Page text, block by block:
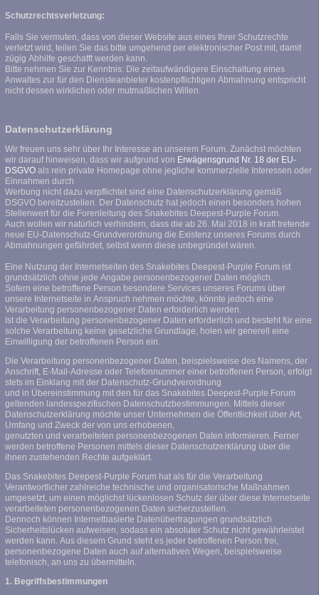
Schutzrechtsverletzung:
Falls Sie vermuten, dass von dieser Website aus eines Ihrer Schutzrechte
verletzt wird, teilen Sie das bitte umgehend per elektronischer Post mit, damit
zügig Abhilfe geschafft werden kann.
Bitte nehmen Sie zur Kenntnis: Die zeitaufwändigere Einschaltung eines
Anwaltes zur für den Diensteanbieter kostenpflichtigen Abmahnung entspricht
nicht dessen wirklichen oder mutmaßlichen Willen.
Datenschutzerklärung
Wir freuen uns sehr über Ihr Interesse an unserem Forum. Zunächst möchten
wir darauf hinweisen, dass wir aufgrund von Erwägensgrund Nr. 18 der EU-
DSGVO als rein private Homepage ohne jegliche kommerzielle Interessen oder
Einnahmen durch
Werbung nicht dazu verpflichtet sind eine Datenschutzerklärung gemäß
DSGVO bereitzustellen. Der Datenschutz hat jedoch einen besonders hohen
Stellenwert für die Forenleitung des Snakebites Deepest-Purple Forum.
Auch wollen wir natürlich verhindern, dass die ab 26. Mai 2018 in kraft tretende
neue EU-Datenschutz-Grundverordnung die Existenz unseres Forums durch
Abmahnungen gefährdet, selbst wenn diese unbegründet wären.
Eine Nutzung der Internetseiten des Snakebites Deepest-Purple Forum ist
grundsätzlich ohne jede Angabe personenbezogener Daten möglich.
Sofern eine betroffene Person besondere Services unseres Forums über
unsere Internetseite in Anspruch nehmen möchte, könnte jedoch eine
Verarbeitung personenbezogener Daten erforderlich werden.
Ist die Verarbeitung personenbezogener Daten erforderlich und besteht für eine
solche Verarbeitung keine gesetzliche Grundlage, holen wir generell eine
Einwilligung der betroffenen Person ein.
Die Verarbeitung personenbezogener Daten, beispielsweise des Namens, der
Anschrift, E-Mail-Adresse oder Telefonnummer einer betroffenen Person, erfolgt
stets im Einklang mit der Datenschutz-Grundverordnung
und in Übereinstimmung mit den für das Snakebites Deepest-Purple Forum
geltenden landesspezifischen Datenschutzbestimmungen. Mittels dieser
Datenschutzerklärung möchte unser Unternehmen die Öffentlichkeit über Art,
Umfang und Zweck der von uns erhobenen,
genutzten und verarbeiteten personenbezogenen Daten informieren. Ferner
werden betroffene Personen mittels dieser Datenschutzerklärung über die
ihnen zustehenden Rechte aufgeklärt.
Das Snakebites Deepest-Purple Forum hat als für die Verarbeitung
Verantwortlicher zahlreiche technische und organisatorische Maßnahmen
umgesetzt, um einen möglichst lückenlosen Schutz der über diese Internetseite
verarbeiteten personenbezogenen Daten sicherzustellen.
Dennoch können Internetbasierte Datenübertragungen grundsätzlich
Sicherheitslücken aufweisen, sodass ein absoluter Schutz nicht gewährleistet
werden kann. Aus diesem Grund steht es jeder betroffenen Person frei,
personenbezogene Daten auch auf alternativen Wegen, beispielsweise
telefonisch, an uns zu übermitteln.
1. Begriffsbestimmungen